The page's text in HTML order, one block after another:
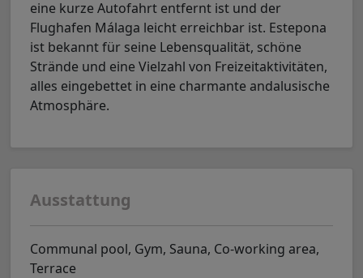
eine kurze Autofahrt entfernt ist und der
Flughafen Málaga leicht erreichbar ist. Estepona
ist bekannt für seine Lebensqualität, schöne
Strände und eine Vielzahl von Freizeitaktivitäten,
alles eingebettet in eine charmante andalusische
Atmosphäre.
Ausstattung
Communal pool, Gym, Sauna, Co-working area,
Terrace